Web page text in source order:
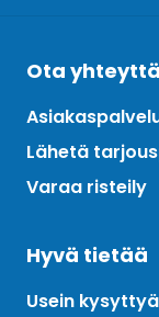
Ota yhteyttä
Lähetä
Varaa risteily
Hyvä tietää
Usein kysyttyä